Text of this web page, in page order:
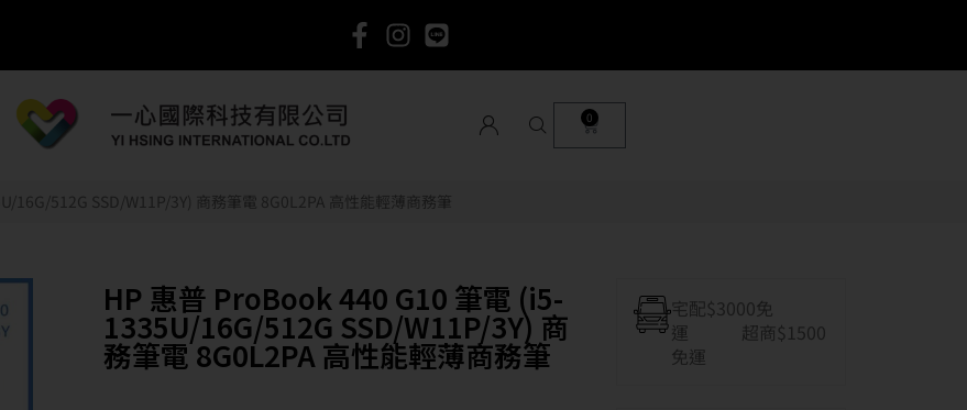
0
16G/512G SSD/W11P/3Y) 商務筆電 8G0L2PA 高性能輕薄商務筆
HP 惠普 ProBook 440 G10 筆電 (i5-
1335U/16G/512G SSD/W11P/3Y) 商
務筆電 8G0L2PA 高性能輕薄商務筆
宅配$3000免
運 超商$1500
免運